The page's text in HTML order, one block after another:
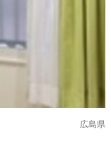
広島県